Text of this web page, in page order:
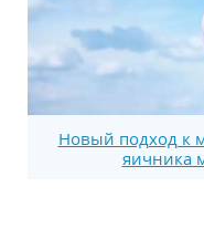
Новый подход к
яичника